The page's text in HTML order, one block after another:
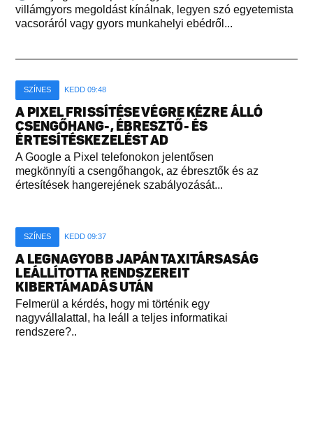
villámgyors megoldást kínálnak, legyen szó egyetemista
vacsoráról vagy gyors munkahelyi ebédről...
SZÍNES KEDD 09:48
A PIXEL FRISSÍTÉSE VÉGRE KÉZRE ÁLLÓ
CSENGŐHANG-, ÉBRESZTŐ- ÉS
ÉRTESÍTÉSKEZELÉST AD
A Google a Pixel telefonokon jelentősen
megkönnyíti a csengőhangok, az ébresztők és az
értesítések hangerejének szabályozását...
SZÍNES KEDD 09:37
A LEGNAGYOBB JAPÁN TAXITÁRSASÁG
LEÁLLÍTOTTA RENDSZEREIT
KIBERTÁMADÁS UTÁN
Felmerül a kérdés, hogy mi történik egy
nagyvállalattal, ha leáll a teljes informatikai
rendszere?..